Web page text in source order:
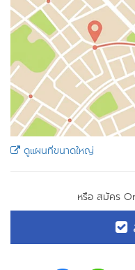
ดูแผนที่ขนาดใหญ่
หรือ สมัคร